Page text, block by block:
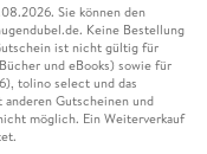
Sie können den
Keine Bestellung
ist nicht gültig für
und eBooks) sowie für
tolino select und das
Gutscheinen und
möglich. Ein Weiterverkauf